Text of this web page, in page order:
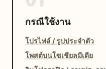
กรณีใช้งาน
โปรไฟล์ / รูปประจำตัว
โพสต์บนโซเชียลมีเดีย